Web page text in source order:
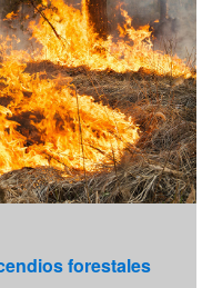
forestales